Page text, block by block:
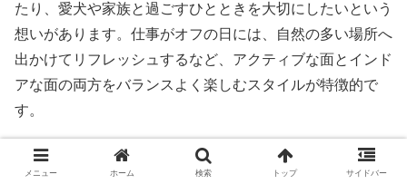
たり、愛犬や家族と過ごすひとときを大切にしたいという
想いがあります。仕事がオフの日には、自然の多い場所へ
出かけてリフレッシュするなど、アクティブな面とインド
アな面の両方をバランスよく楽しむスタイルが特徴的で
す。
また、健康や美容への意識が高い佐藤晴美さんは、日々の
メニュー ホーム 検索 トップ サイドバー